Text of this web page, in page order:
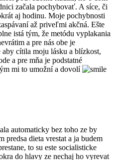
začala pochybovať. A síce, či
aj hodinu. Moje pochybnosti
až priveľmi akčná. Ešte
istá tým, že metódu vyplakania
a pre nás obe je
aby cítila moju lásku a blízkost,
a pre mňa je podstatné
mi to umožní a dovolí
automaticky bez toho ze by
predsa dieta vrestat a ja budem
to su este socialisticke
do hlavy ze nechaj ho vyrevat